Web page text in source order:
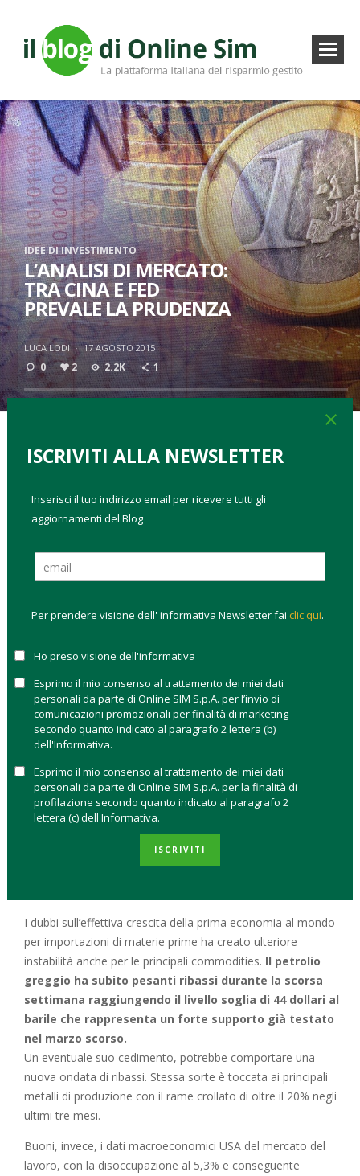
IDEE DI INVESTIMENTO
L’ANALISI DI MERCATO:
TRA CINA E FED
PREVALE LA PRUDENZA
LUCA LODI · 17 AGOSTO 2015
0 2 2.2K 1
TAGS: analisi di mercato analisi fida come investire
Continua a prevalere una fase di incertezza caratterizzata da
abbondante volatilità sui mercati globali, dovuta
altalenanti ed al permanere di condizioni di instabilità su
svariati fronti.
conseguenti difficoltà dei Paesi emergenti, gli
Sul fronte asiatico, il recente dato trimestrale di crescita del
PIL cinese pari a +7,0%, pari a quello del trimestre precedente
ed alla guidance di inizio anno, ha destato tra i professionisti
alcune perplessità sulla possibile sua incoerenza. Al contrario
degli ultimi anni, infatti, la crescita dell’economia cinese pare
consumo di energia elettrica (+1,2% nel primo semestre
2015) e del livello dei ricavi. I mercati restano tra il 25%-30% al
di sotto dei massimi di inizio giugno confermando le possibili
Le autorità cinesi come di consueto agiscono
in maniera incisiva, come con la svalutazione della
I dubbi sull’effettiva crescita della prima economia al mondo
per importazioni di materie prime ha creato ulteriore
instabilità anche per le principali commodities. Il petrolio
greggio ha subito pesanti ribassi durante la scorsa
settimana raggiungendo il livello soglia di 44 dollari al
barile che rappresenta un forte supporto già testato
nel marzo scorso.
Un eventuale suo cedimento, potrebbe comportare una
nuova ondata di ribassi. Stessa sorte è toccata ai principali
metalli di produzione con il rame crollato di oltre il 20% negli
ultimi tre mesi.
Buoni, invece, i dati macroeconomici USA del mercato del
lavoro, con la disoccupazione al 5,3% e conseguente
close
ISCRIVITI ALLA NEWSLETTER
Inserisci il tuo indirizzo email per ricevere tutti gli
aggiornamenti del Blog
Per prendere visione dell' informativa Newsletter fai clic qui.
Ho preso visione dell'informativa
Esprimo il mio consenso al trattamento dei miei dati
personali da parte di Online SIM S.p.A. per l’invio di
comunicazioni promozionali per finalità di marketing
secondo quanto indicato al paragrafo 2 lettera (b)
dell'Informativa.
Esprimo il mio consenso al trattamento dei miei dati
personali da parte di Online SIM S.p.A. per la finalità di
profilazione secondo quanto indicato al paragrafo 2
lettera (c) dell'Informativa.
ISCRIVITI